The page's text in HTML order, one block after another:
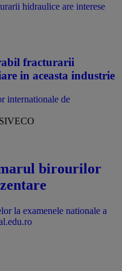
hidraulice are interese
fracturarii
in aceasta industrie
internationale de
birourilor
la examenele nationale a